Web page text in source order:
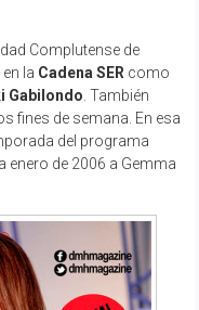
Complutense de
la Cadena SER como
Gabilondo . También
fines de semana. En esa
del programa
enero de 2006 a Gemma